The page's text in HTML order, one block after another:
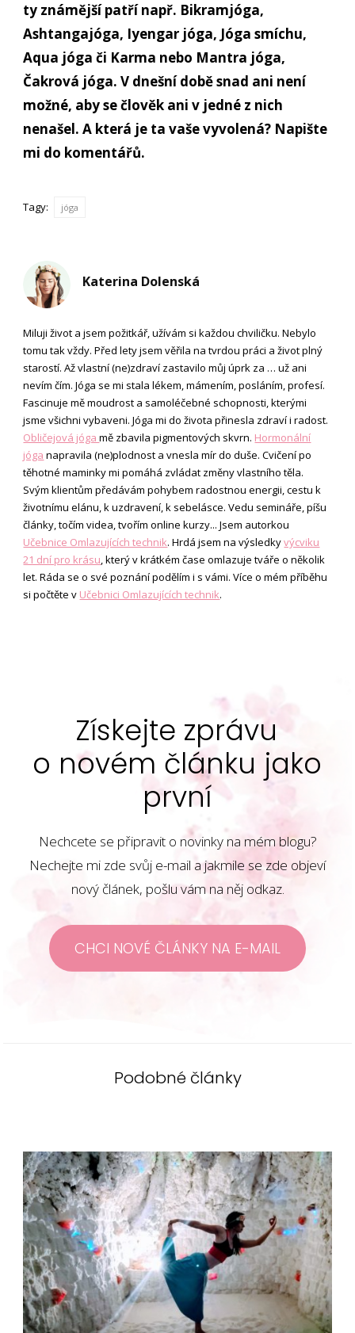
ty známější patří např. Bikramjóga,
Ashtangajóga, Iyengar jóga, Jóga smíchu,
Aqua jóga či Karma nebo Mantra jóga,
Čakrová jóga. V dnešní době snad ani není
možné, aby se člověk ani v jedné z nich
nenašel. A která je ta vaše vyvolená? Napište
mi do komentářů.
Tagy: jóga
Katerina Dolenská
Miluji život a jsem požitkář, užívám si každou chviličku. Nebylo
tomu tak vždy. Před lety jsem věřila na tvrdou práci a život plný
starostí. Až vlastní (ne)zdraví zastavilo můj úprk za … už ani
nevím čím. Jóga se mi stala lékem, mámením, posláním, profesí.
Fascinuje mě moudrost a samoléčebné schopnosti, kterými
jsme všichni vybaveni. Jóga mi do života přinesla zdraví i radost.
Obličejová jógamě zbavila pigmentových skvrn. Hormonální
jóga napravila (ne)plodnost a vnesla mír do duše. Cvičení po
těhotné maminky mi pomáhá zvládat změny vlastního těla.
Svým klientům předávám pohybem radostnou energii, cestu k
životnímu elánu, k uzdravení, k sebelásce. Vedu semináře, píšu
články, točím videa, tvořím online kurzy... Jsem autorkou
Učebnice Omlazujících technik. Hrdá jsem na výsledkyvýcviku
21 dní pro krásu, který v krátkém čase omlazuje tváře o několik
let. Ráda se o své poznání podělím i s vámi. Více o mém příběhu
si počtěte v Učebnici Omlazujících technik.
Získejte zprávu
o novém článku jako
první
Nechcete se připravit o novinky na mém blogu?
Nechejte mi zde svůj e-mail a jakmile se zde objeví
nový článek, pošlu vám na něj odkaz.
CHCI NOVÉ ČLÁNKY NA E-MAIL
Podobné články